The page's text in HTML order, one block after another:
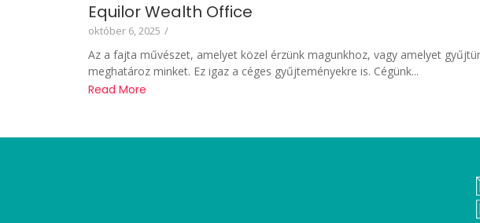
Equilor Wealth Office
október 6, 2025 /
Az a fajta művészet, amelyet közel érzünk magunkhoz, vagy amelyet
meghatároz minket. Ez igaz a céges gyűjteményekre is. Cégünk...
Read More